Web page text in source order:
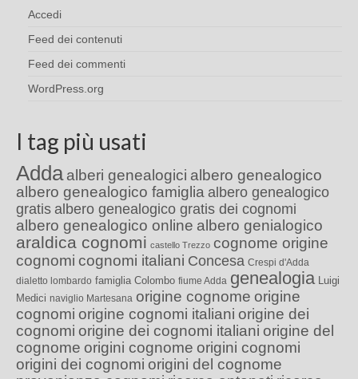
Accedi
Feed dei contenuti
Feed dei commenti
WordPress.org
I tag più usati
Adda alberi genealogici albero genealogico
albero genealogico famiglia albero genealogico
gratis albero genealogico gratis dei cognomi
albero genealogico online albero genialogico
araldica cognomi castello Trezzo cognome origine
cognomi cognomi italiani Concesa Crespi d'Adda
dialetto lombardo famiglia Colombo fiume Adda genealogia Luigi
Medici naviglio Martesana origine cognome origine
cognomi origine cognomi italiani origine dei
cognomi origine dei cognomi italiani origine del
cognome origini cognome origini cognomi
origini dei cognomi origini del cognome